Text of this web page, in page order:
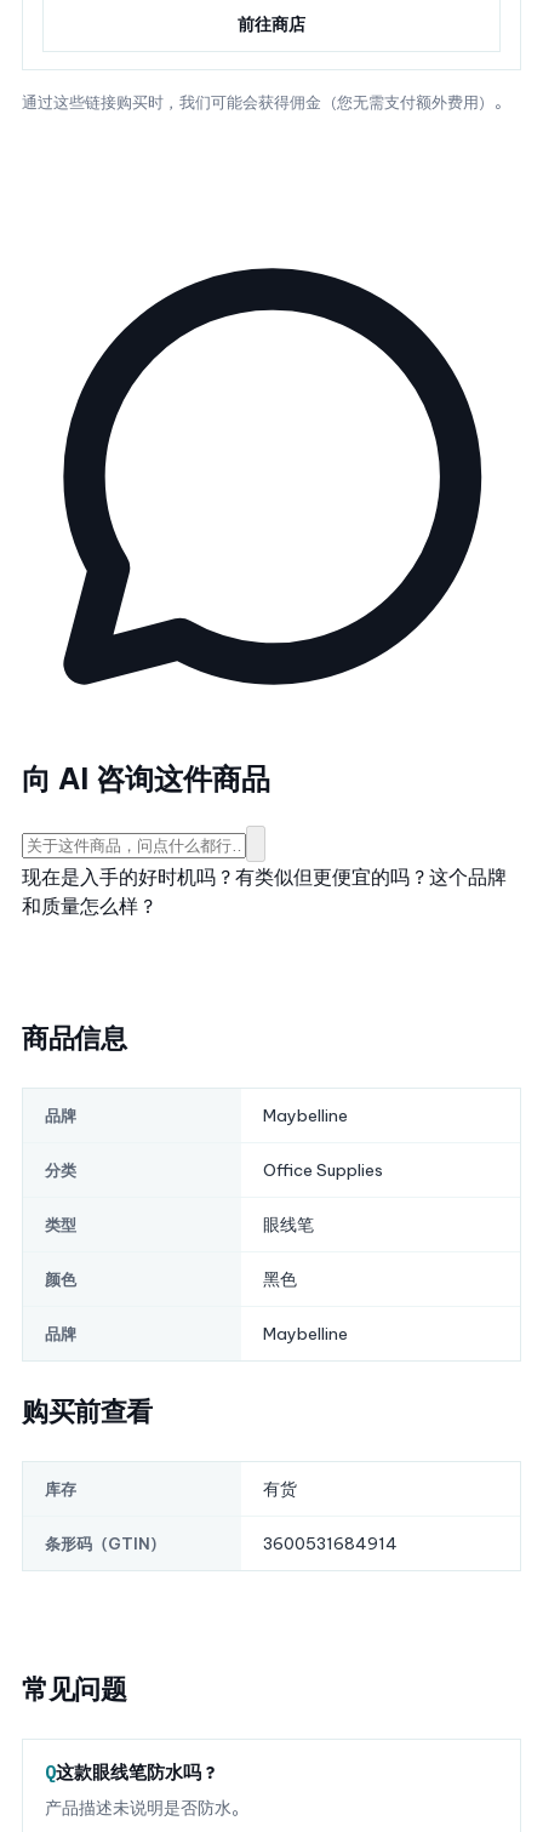
前往商店
通过这些链接购买时，我们可能会获得佣金（您无需支付额外费用）。
向 AI 咨询这件商品
现在是入手的好时机吗？ 有类似但更便宜的吗？ 这个品牌
和质量怎么样？
商品信息
品牌 Maybelline
分类 Office Supplies
类型 眼线笔
颜色 黑色
品牌 Maybelline
购买前查看
库存 有货
条形码（GTIN） 3600531684914
常见问题
这款眼线笔防水吗？
产品描述未说明是否防水。